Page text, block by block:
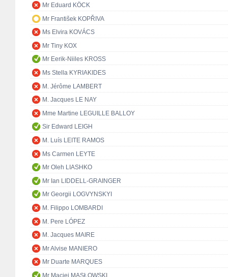
Mr Eduard KÖCK
Mr František KOPŘIVA
Ms Elvira KOVÁCS
Mr Tiny KOX
Mr Eerik-Niiles KROSS
Ms Stella KYRIAKIDES
M. Jérôme LAMBERT
M. Jacques LE NAY
Mme Martine LEGUILLE BALLOY
Sir Edward LEIGH
M. Luís LEITE RAMOS
Ms Carmen LEYTE
Mr Oleh LIASHKO
Mr Ian LIDDELL-GRAINGER
Mr Georgii LOGVYNSKYI
M. Filippo LOMBARDI
M. Pere LÓPEZ
M. Jacques MAIRE
Mr Alvise MANIERO
Mr Duarte MARQUES
Mr Maciej MASŁOWSKI